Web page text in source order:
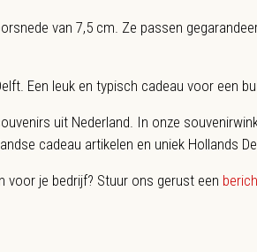
van 7,5 cm. Ze passen
Een leuk en typisch cadeau voor een
uit Nederland. In onze
cadeau artikelen en uniek Hollands
voor je bedrijf? Stuur ons gerust een